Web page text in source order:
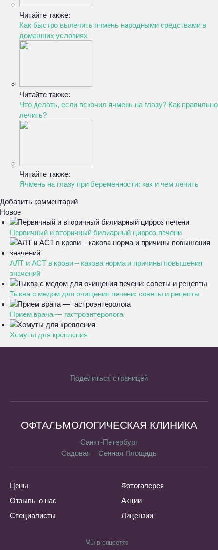
Читайте также:
Как быстро вылечить ячмень народными средствами в
домашних условиях
Читайте также:
Что делать, если вскочил ячмень на глазу? Как правильно
лечить?
Читайте также:
Ячмень на глазу при беременности: как и чем лечить
Добавить комментарий
Новое
Первичный и вторичный билиарный цирроз печени
АЛТ и АСТ в крови – какова норма и причины повышения
значений
Тыква с медом для очищения печени: советы и рецепты
Прием врача — гастроэнтеролога
Хомуты для крепления
Поделиться страницей
ОФТАЛЬМОЛОГИЧЕСКАЯ КЛИНИКА
Санкт-Петербург
Садовая
Сенная Площадь
Цены
Отзывы о нас
Специалисты
Фотогалерея
Акции
Лицензии
Мы в соцсетях